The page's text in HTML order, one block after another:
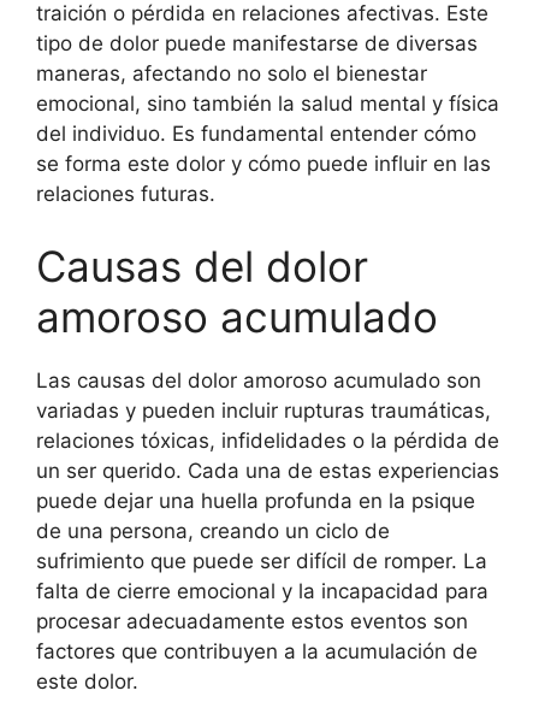
traición o pérdida en relaciones afectivas. Este
tipo de dolor puede manifestarse de diversas
maneras, afectando no solo el bienestar
emocional, sino también la salud mental y física
del individuo. Es fundamental entender cómo
se forma este dolor y cómo puede influir en las
relaciones futuras.
Causas del dolor
amoroso acumulado
Las causas del dolor amoroso acumulado son
variadas y pueden incluir rupturas traumáticas,
relaciones tóxicas, infidelidades o la pérdida de
un ser querido. Cada una de estas experiencias
puede dejar una huella profunda en la psique
de una persona, creando un ciclo de
sufrimiento que puede ser difícil de romper. La
falta de cierre emocional y la incapacidad para
procesar adecuadamente estos eventos son
factores que contribuyen a la acumulación de
este dolor.